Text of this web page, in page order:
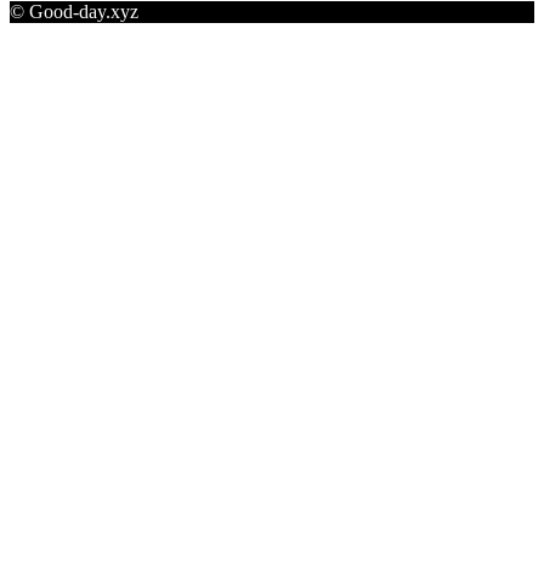
© Good-day.xyz